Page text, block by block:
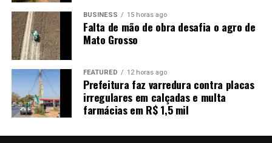
BUSINESS 15 horas ago
Falta de mão de obra desafia o agro de
Mato Grosso
FEATURED 12 horas ago
Prefeitura faz varredura contra placas
irregulares em calçadas e multa
farmácias em R$ 1,5 mil